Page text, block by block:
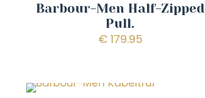
Barbour-Men Half-Zipped
Pull.
€179.95